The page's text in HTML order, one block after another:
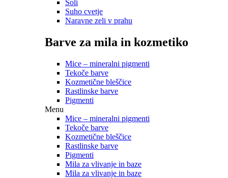
Soli
Suho cvetje
Naravne zeli v prahu
Barve za mila in kozmetiko
Mice – mineralni pigmenti
Tekoče barve
Kozmetične bleščice
Rastlinske barve
Pigmenti
Menu
Mice – mineralni pigmenti
Tekoče barve
Kozmetične bleščice
Rastlinske barve
Pigmenti
Mila za vlivanje in baze
Mila za vlivanje in baze